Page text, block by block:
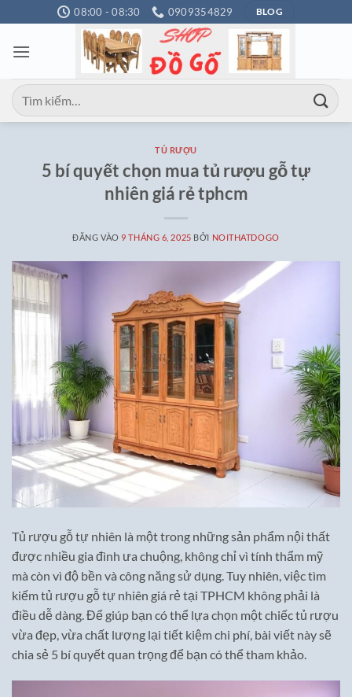
qua
nội
08:00 - 08:30 0909354829 BLOG
Tìm
kiếm:
TỦ RƯỢU
5 bí quyết chọn mua tủ rượu gỗ tự
nhiên giá rẻ tphcm
ĐĂNG VÀO9 THÁNG 6, 2025 BỞI NOITHATDOGO
Tủ rượu gỗ tự nhiên là một trong những sản phẩm nội thất
được nhiều gia đình ưa chuộng, không chỉ vì tính thẩm mỹ
mà còn vì độ bền và công năng sử dụng. Tuy nhiên, việc tìm
kiếm tủ rượu gỗ tự nhiên giá rẻ tại TPHCM không phải là
điều dễ dàng. Để giúp bạn có thể lựa chọn một chiếc tủ rượu
vừa đẹp, vừa chất lượng lại tiết kiệm chi phí, bài viết này sẽ
chia sẻ 5 bí quyết quan trọng để bạn có thể tham khảo.